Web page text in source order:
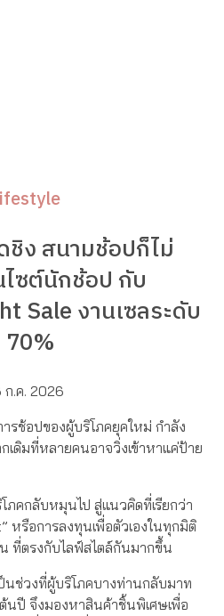
ง สนามช้อปก็ไม่
ซต์นักช้อป กับ
Sale งานเซลระดับ
ก.ค. 2026
รช้อปของผู้บริโภคยุคใหม่ กำลัง
เดิมที่หลายคนอาจวิ่งเข้าหาแค่ป้าย
ภคกลับหมุนไป สู่แนวคิดที่เรียกว่า
หรือการลงทุนเพื่อตัวเองในทุกมิติ
ที่ตรงกับไลฟ์สไตล์กันมากขึ้น
นช่วงที่ผู้บริโภคบางท่านกลับมาท
นปี จึงมองหาสินค้าชิ้นพิเศษเพื่อ